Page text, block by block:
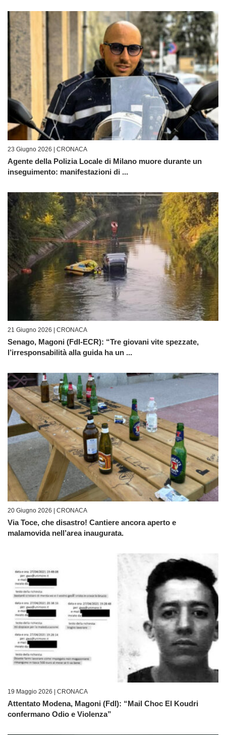
23 Giugno 2026 | CRONACA
Agente della Polizia Locale di Milano muore durante un
inseguimento: manifestazioni di ...
21 Giugno 2026 | CRONACA
Senago, Magoni (FdI-ECR): “Tre giovani vite spezzate,
l’irresponsabilità alla guida ha un ...
20 Giugno 2026 | CRONACA
Via Toce, che disastro! Cantiere ancora aperto e
malamovida nell’area inaugurata.
19 Maggio 2026 | CRONACA
Attentato Modena, Magoni (FdI): “Mail Choc El Koudri
confermano Odio e Violenza”